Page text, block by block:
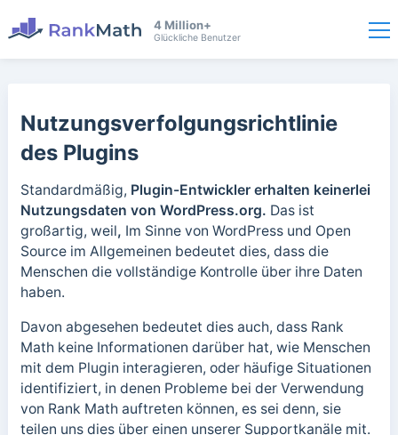
4 Million+
Glückliche Benutzer
Nutzungsverfolgungsrichtlinie
des Plugins
Standardmäßig, Plugin-Entwickler erhalten keinerlei
Nutzungsdaten von WordPress.org. Das ist
großartig, weil, Im Sinne von WordPress und Open
Source im Allgemeinen bedeutet dies, dass die
Menschen die vollständige Kontrolle über ihre Daten
haben.
Davon abgesehen bedeutet dies auch, dass Rank
Math keine Informationen darüber hat, wie Menschen
mit dem Plugin interagieren, oder häufige Situationen
identifiziert, in denen Probleme bei der Verwendung
von Rank Math auftreten können, es sei denn, sie
teilen uns dies über einen unserer Supportkanäle mit.